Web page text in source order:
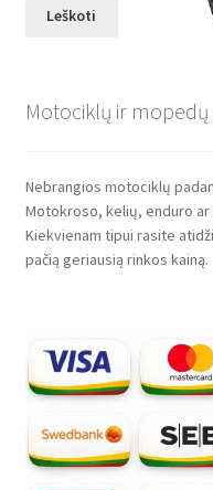
Leškoti
Motociklų ir
Nebrangios motociklų
Motokroso, kelių, enduro
Kiekvienam tipui rasite
pačią geriausią rinkos kainą.